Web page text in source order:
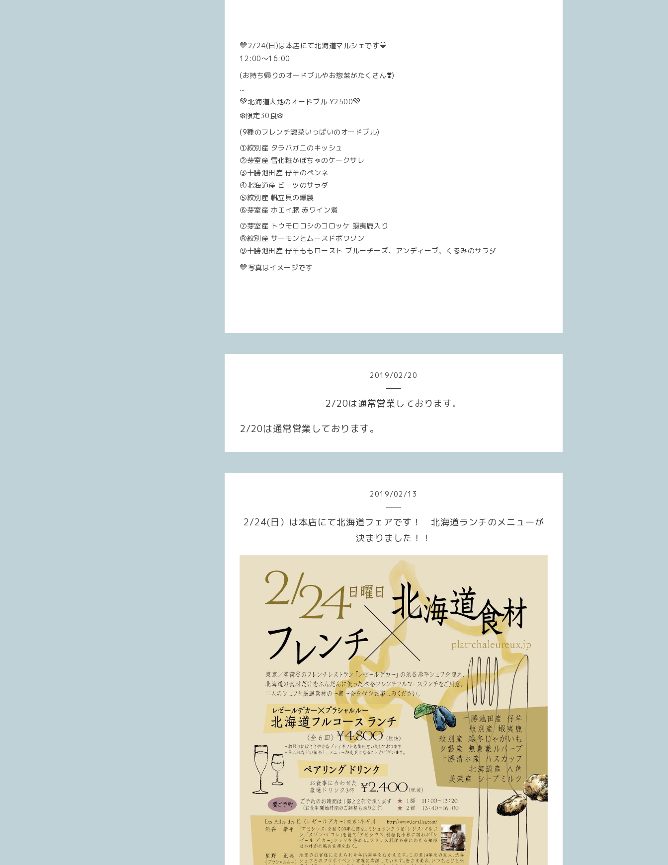
💛 2/24(日)は本店にて北海道マルシェです💛
12:00〜16:00
(お持ち帰りのオードブルやお惣菜がたくさん❣️)
...
💚北海道大地のオードブル ¥2500💚
❄️限定30食❄️
(9種のフレンチ惣菜いっぱいのオードブル)
①紋別産 タラバガニのキッシュ
②芽室産 雪化粧かぼちゃのケークサレ
③十勝池田産 仔羊のペンネ
④北海道産 ビーツのサラダ
⑤紋別産 帆立貝の燻製
⑥芽室産 ホエイ豚 赤ワイン煮
⑦芽室産 トウモロコシのコロッケ 蝦夷鹿入り
⑧紋別産 サーモンとムースドポワソン
⑨十勝池田産 仔羊ももロースト ブルーチーズ、アンディーブ、くるみのサラダ
💛 写真はイメージです
2019/02 /20
2/20は通常営業しております。
2/20は通常営業しております。
2019/02 /13
2/24(日）は本店にて北海道フェアです！ 北海道ランチのメニューが
決まりました！！